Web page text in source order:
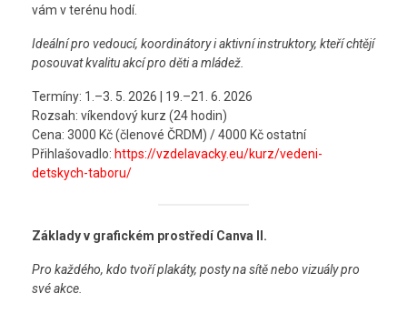
vám v terénu hodí.
Ideální pro vedoucí, koordinátory i aktivní instruktory, kteří chtějí
posouvat kvalitu akcí pro děti a mládež.
Termíny: 1.–3. 5. 2026 | 19.–21. 6. 2026
Rozsah: víkendový kurz (24 hodin)
Cena: 3000 Kč (členové ČRDM) / 4000 Kč ostatní
Přihlašovadlo: https://vzdelavacky.eu/kurz/vedeni-
detskych-taboru/
Základy v grafickém prostředí Canva II.
Pro každého, kdo tvoří plakáty, posty na sítě nebo vizuály pro
své akce.